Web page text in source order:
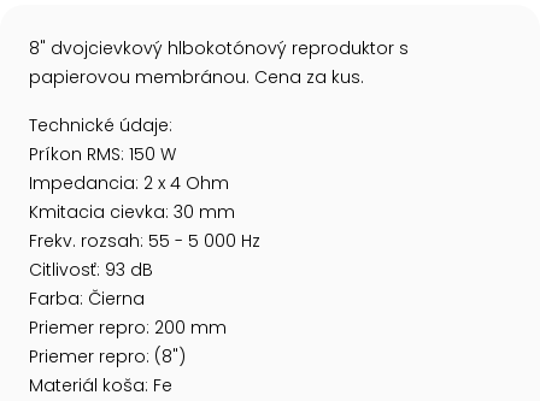
8" dvojcievkový hlbokotónový reproduktor s
papierovou membránou. Cena za kus.
Technické údaje:
Príkon RMS: 150 W
Impedancia: 2 x 4 Ohm
Kmitacia cievka: 30 mm
Frekv. rozsah: 55 - 5 000 Hz
Citlivosť: 93 dB
Farba: Čierna
Priemer repro: 200 mm
Priemer repro: (8")
Materiál koša: Fe